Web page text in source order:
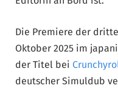
Die Premiere der
Oktober 2025 im
der Titel bei
deutscher Simuldub